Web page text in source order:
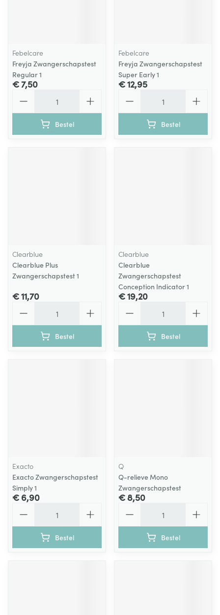
Febelcare
Freyja Zwangerschapstest
Regular 1
€ 7,50
Bestel
Febelcare
Freyja Zwangerschapstest
Super Early 1
€ 12,95
Bestel
Clearblue
Clearblue Plus
Zwangerschapstest 1
€ 11,70
Bestel
Clearblue
Clearblue
Zwangerschapstest
Conception Indicator 1
€ 19,20
Bestel
Exacto
Exacto Zwangerschapstest
Simply 1
€ 6,90
Bestel
Q
Q-relieve Mono
Zwangerschapstest
€ 8,50
Bestel